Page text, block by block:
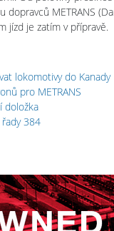
dopravců METRANS
jízd je zatím v přípravě.
lokomotivy do Kanady
pro METRANS
doložka
384